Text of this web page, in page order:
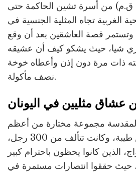
(حوالي 280-233 ق.م) من أسرة تشين الحاكمة حتى
الغربية تجاه المثلية الجنسية في
وتستمر قصة العاشقين بعد أن وقع
شيا، حيث يشكو كيف أن عشيقه
ذات مرة دون إذن وأعطاه خوخة
نصف مأكولة.
عشاق مثليين في اليونان
مجموعة مختارة من أعظم
المحاربين في جيش طيبة، وكانت تتألف من 300 رجل،
الذين كانوا يحظون باحترام كبير
حيث حققوا انتصارات مستمرة في